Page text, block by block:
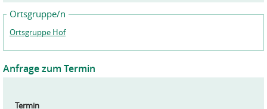
Ortsgruppe/n
Ortsgruppe Hof
Anfrage zum Termin
Termin